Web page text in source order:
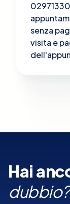
senza
visita e
Hai
dubbio?